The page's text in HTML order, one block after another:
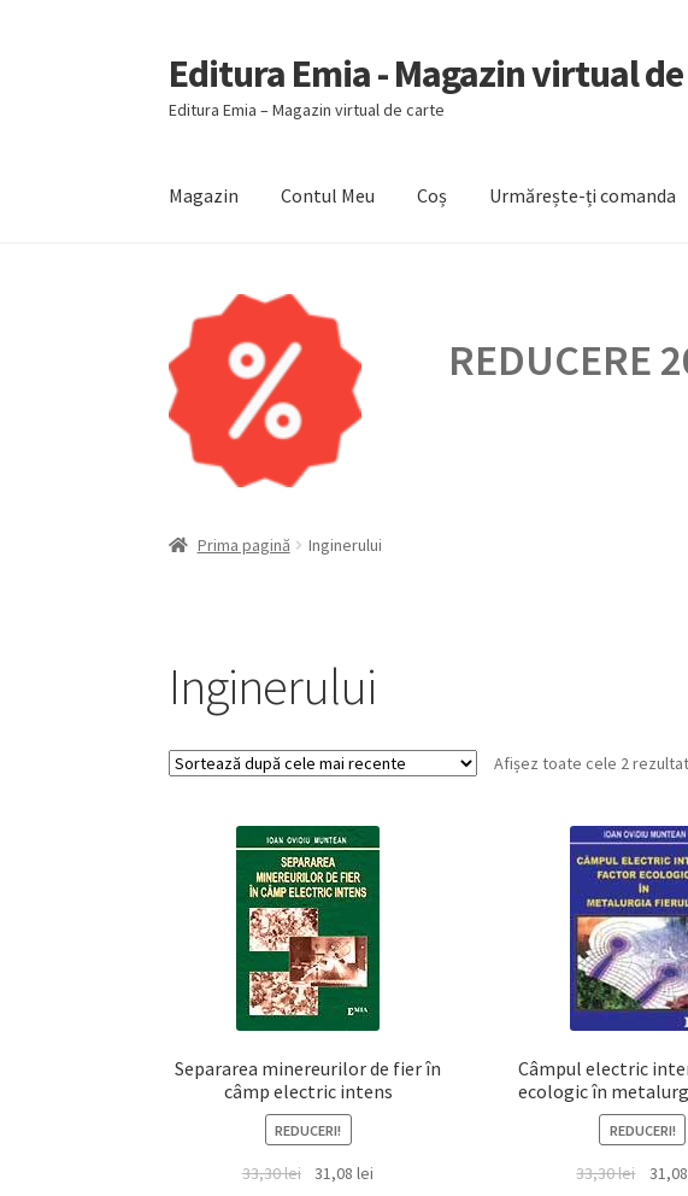
Sari
la
navigare
Sari
la
conținut
Editura Emia - Magazin virtual
Editura Emia – Magazin virtual de carte
Magazin Contul Meu Coș Urmărește-ți comanda
REDUCERE
Prima pagină Inginerului
Inginerului
Afișez toate cele 2
Separarea minereurilor de fier în
câmp electric intens
REDUCERI!
33,30lei
Prețul
31,08lei
Câmpul electric
ecologic în
REDUCERI!
33,30lei
Prețul
31,08